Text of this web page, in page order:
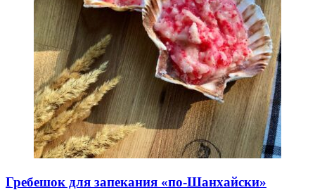
Гребешок для запекания «по-Шанхайски»